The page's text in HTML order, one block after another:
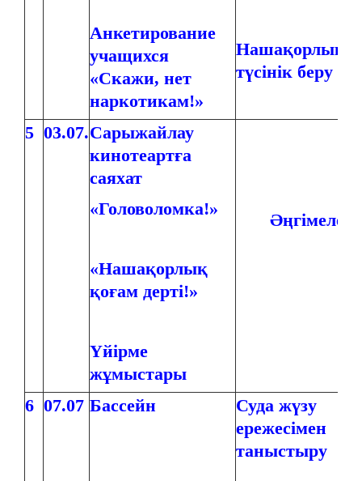
Анкетирование
учащихся
«Скажи, нет
наркотикам!»
Нашақорлық
түсінік беру
5 03.07.Сарыжайлау
кинотеартға
саяхат
«Головоломка!»
«Нашақорлық
қоғам дерті!»
Үйірме
жұмыстары
Әңгімелесу
6 07.07 Бассейн
Суда жүзу
ережесімен
таныстыру